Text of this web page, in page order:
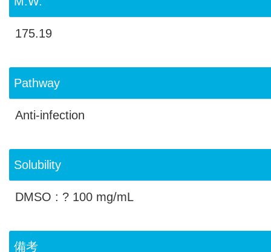
175.19
Pathway
Anti-infection
Solubility
DMSO : ? 100 mg/mL
備考